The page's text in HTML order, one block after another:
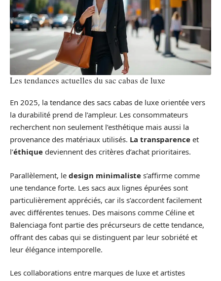
Les tendances actuelles du sac cabas de luxe
En 2025, la tendance des sacs cabas de luxe orientée vers
la durabilité prend de l’ampleur. Les consommateurs
recherchent non seulement l’esthétique mais aussi la
provenance des matériaux utilisés. La transparence et
l’éthique deviennent des critères d’achat prioritaires.
Parallèlement, le design minimaliste s’affirme comme
une tendance forte. Les sacs aux lignes épurées sont
particulièrement appréciés, car ils s’accordent facilement
avec différentes tenues. Des maisons comme Céline et
Balenciaga font partie des précurseurs de cette tendance,
offrant des cabas qui se distinguent par leur sobriété et
leur élégance intemporelle.
Les collaborations entre marques de luxe et artistes